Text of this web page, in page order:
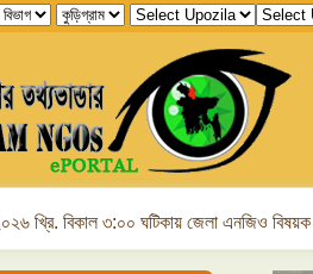
খ্রি. বিকাল ৩:০০ ঘটিকায় জেলা এনজিও বিষয়ক